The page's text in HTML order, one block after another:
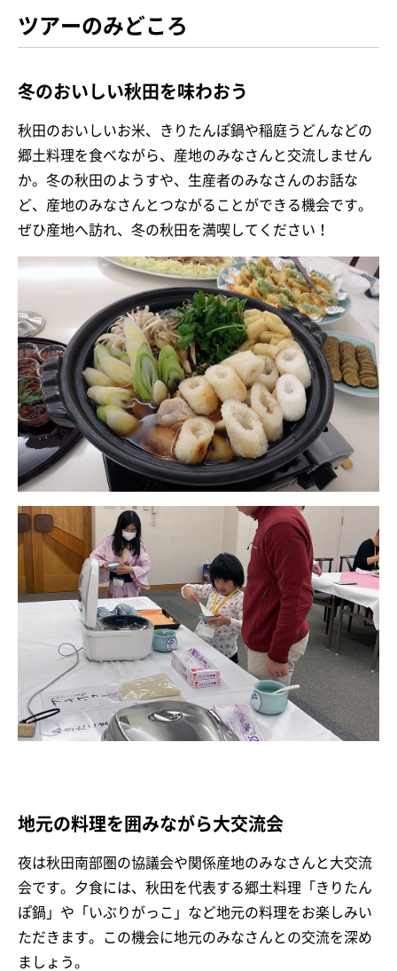
ツアーのみどころ
冬のおいしい秋田を味わおう
秋田のおいしいお米、きりたんぽ鍋や稲庭うどんなどの
郷土料理を食べながら、産地のみなさんと交流しません
か。冬の秋田のようすや、生産者のみなさんのお話な
ど、産地のみなさんとつながることができる機会です。
ぜひ産地へ訪れ、冬の秋田を満喫してください！
地元の料理を囲みながら大交流会
夜は秋田南部圏の協議会や関係産地のみなさんと大交流
会です。夕食には、秋田を代表する郷土料理「きりたん
ぽ鍋」や「いぶりがっこ」など地元の料理をお楽しみい
ただきます。この機会に地元のみなさんとの交流を深め
ましょう。